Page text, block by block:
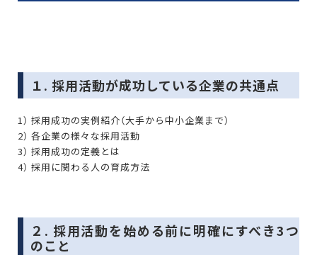
１. 採用活動が成功している企業の共通点
1） 採用成功の実例紹介（大手から中小企業まで）
2） 各企業の様々な採用活動
3） 採用成功の定義とは
4） 採用に関わる人の育成方法
２. 採用活動を始める前に明確にすべき3つ
のこと